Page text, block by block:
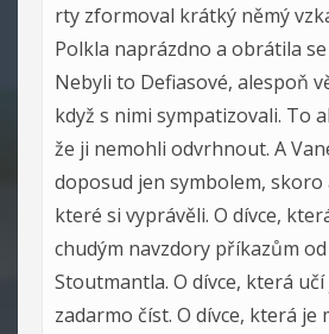
rty zformoval krátký němý
Polkla naprázdno a obrátila
Nebyli to Defiasové, alespoň
když s nimi sympatizovali. To
že ji nemohli odvrhnout. A
doposud jen symbolem, skoro
které si vyprávěli. O dívce,
chudým navzdory příkazům
Stoutmantla. O dívce, která
zadarmo číst. O dívce, která je